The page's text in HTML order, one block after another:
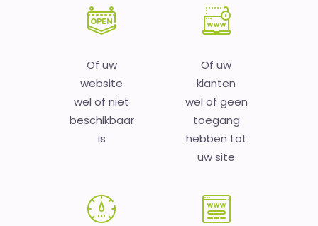
Of uw
website
wel of niet
beschikbaar
is
Of uw
klanten
wel of geen
toegang
hebben tot
uw site